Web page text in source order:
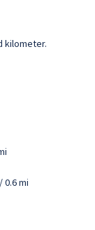
kilometer.
0.6 mi